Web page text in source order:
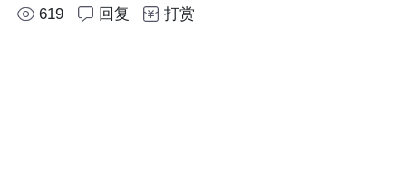
619 回复 打赏